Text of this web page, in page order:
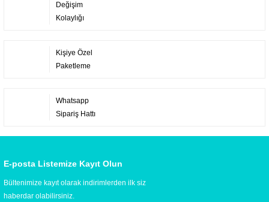
Değişim
Kolaylığı
Kişiye Özel
Paketleme
Whatsapp
Sipariş Hattı
E-posta Listemize Kayıt Olun
Bültenimize kayıt olarak indirimlerden ilk siz
haberdar olabilirsiniz.